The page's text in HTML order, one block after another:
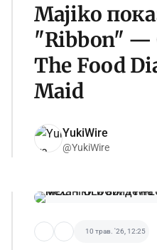
Majiko
"Ribbon" —
The Food
Maid
YukiWire
@YukiWire
10 трав. '26, 12:25